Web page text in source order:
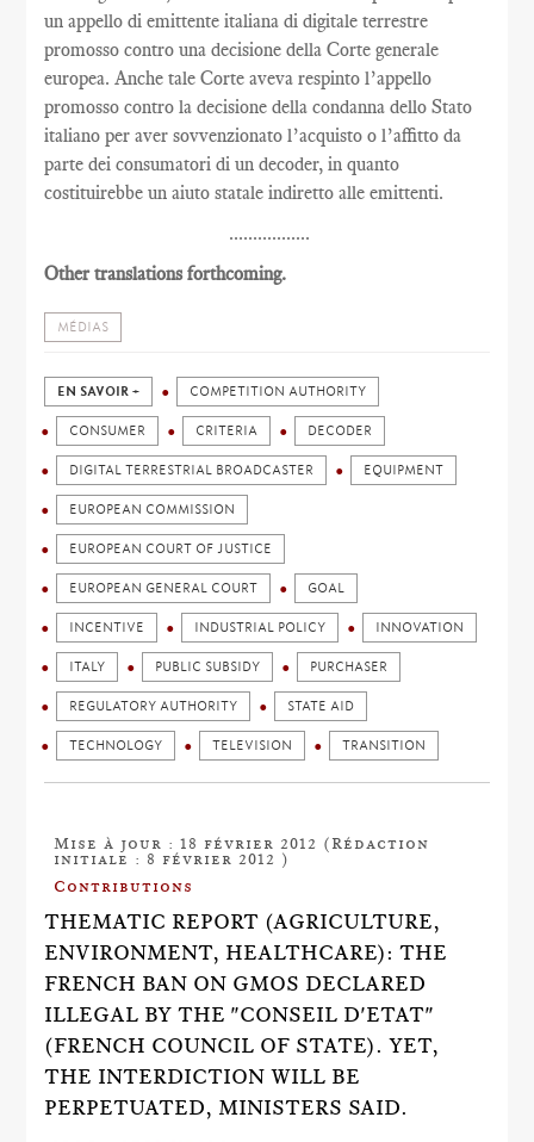
un appello di emittente italiana di digitale terrestre
promosso contro una decisione della Corte generale
europea. Anche tale Corte aveva respinto l’appello
promosso contro la decisione della condanna dello Stato
italiano per aver sovvenzionato l’acquisto o l’affitto da
parte dei consumatori di un decoder, in quanto
costituirebbe un aiuto statale indiretto alle emittenti.
.................
Other translations forthcoming.
MÉDIAS
EN SAVOIR + COMPETITION AUTHORITY
CONSUMER CRITERIA DECODER
DIGITAL TERRESTRIAL BROADCASTER EQUIPMENT
EUROPEAN COMMISSION
EUROPEAN COURT OF JUSTICE
EUROPEAN GENERAL COURT GOAL
INCENTIVE INDUSTRIAL POLICY INNOVATION
ITALY PUBLIC SUBSIDY PURCHASER
REGULATORY AUTHORITY STATE AID
TECHNOLOGY TELEVISION TRANSITION
Mise à jour : 18 février 2012 (Rédaction
initiale : 8 février 2012 )
Contributions
THEMATIC REPORT (AGRICULTURE,
ENVIRONMENT, HEALTHCARE): THE
FRENCH BAN ON GMOS DECLARED
ILLEGAL BY THE "CONSEIL D'ETAT"
(FRENCH COUNCIL OF STATE). YET,
THE INTERDICTION WILL BE
PERPETUATED, MINISTERS SAID.